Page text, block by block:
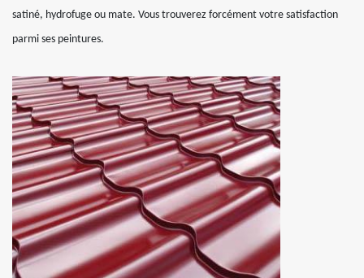
satiné, hydrofuge ou mate. Vous trouverez forcément votre satisfaction
parmi ses peintures.